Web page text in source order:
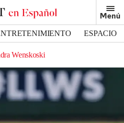
Menú
ESPACIO
Wenskoski